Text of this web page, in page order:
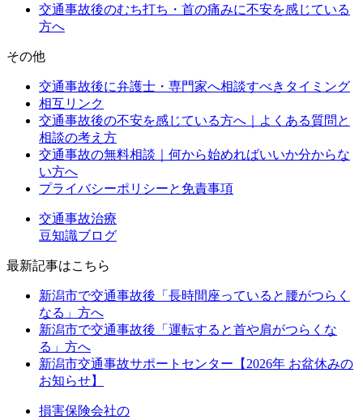
交通事故後のむち打ち・首の痛みに不安を感じている
方へ
その他
交通事故後に弁護士・専門家へ相談すべきタイミング
相互リンク
交通事故後の不安を感じている方へ｜よくある質問と
相談の考え方
交通事故の無料相談｜何から始めればいいか分からな
い方へ
プライバシーポリシーと免責事項
交通事故治療
豆知識ブログ
最新記事はこちら
新潟市で交通事故後「長時間座っていると腰がつらく
なる」方へ
新潟市で交通事故後「運転すると首や肩がつらくな
る」方へ
新潟市交通事故サポートセンター【2026年 お盆休みの
お知らせ】
損害保険会社の